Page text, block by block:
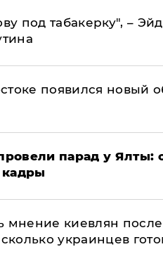
под табакерку", –
появился новый
парад у Ялты:
мнение киевлян
украинцев